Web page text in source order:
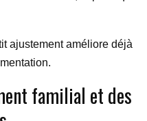
ajustement améliore déjà
familial et des